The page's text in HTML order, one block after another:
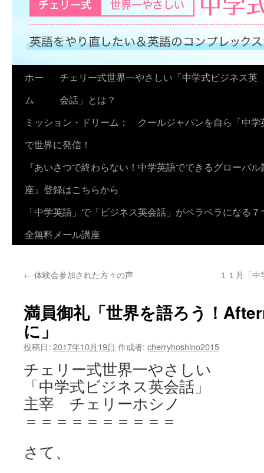
キ
プ
ホー
ム
チェリー式世界一やさしい「中学式ビジネス英
会話」とは？
ミッション・ドリーム： クールジャパンを自ら「中学
で世界に発信！
『あいさつで終わらない！中学英語でできるグローバ
座』登録はこちらから
「中学英語」で「ビジネス英会話」がペラペラになる
全無料メール講座
← 体験会参加された方々の声 １１月「
満員御礼「世界を語ろう！
に」
投稿日: 2017年10月19日 作成者: cherryhoshino2015
チェリー式世界一やさしい
「中学式ビジネス英会話」
主宰 チェリーホシノ
＝＝＝＝＝＝＝＝＝＝
さて、